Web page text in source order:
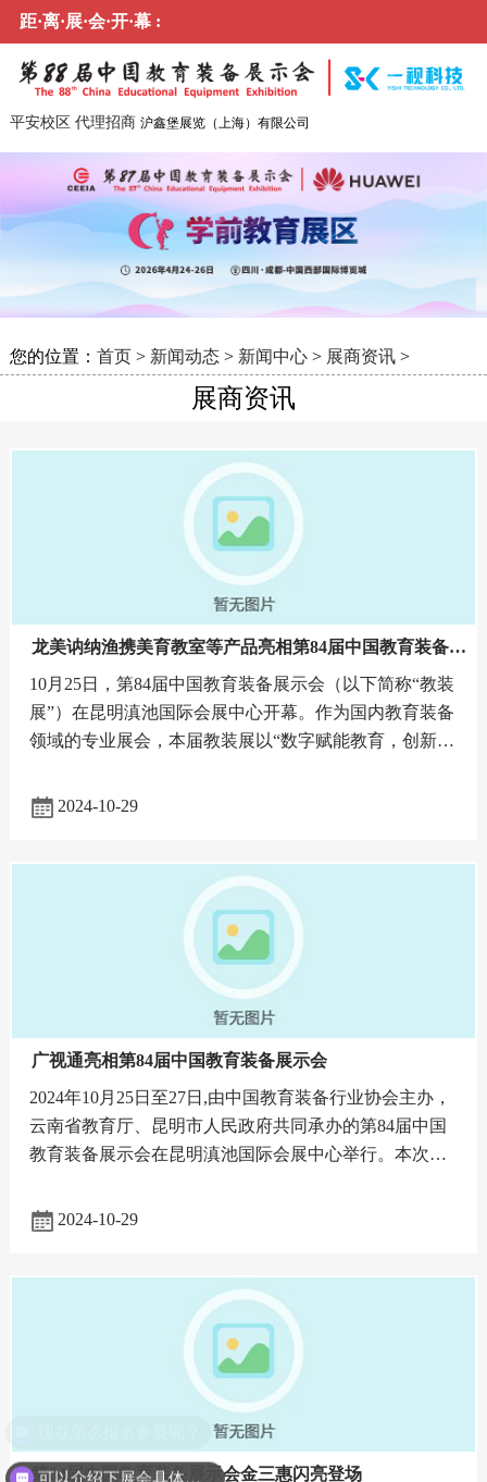
距·离·展·会·开·幕 :
平安校区 代理招商 沪鑫堡展览（上海）有限公司
您的位置： 首页> 新闻动态> 新闻中心> 展商资讯>
展商资讯
龙美讷纳渔携美育教室等产品亮相第84届中国教育装备展
示会
10月25日，第84届中国教育装备展示会（以下简称“教装
展”）在昆明滇池国际会展中心开幕。作为国内教育装备
领域的专业展会，本届教装展以“数字赋能教育，创新引
供展示及交流
2024-10-29
广视通亮相第84届中国教育装备展示会
2024年10月25日至27日,由中国教育装备行业协会主办，
云南省教育厅、昆明市人民政府共同承办的第84届中国
教育装备展示会在昆明滇池国际会展中心举行。本次展
化全系列产
2024-10-29
第84届中国教育装备展示会金三惠闪亮登场
可以介绍下展会具体时间地点么？